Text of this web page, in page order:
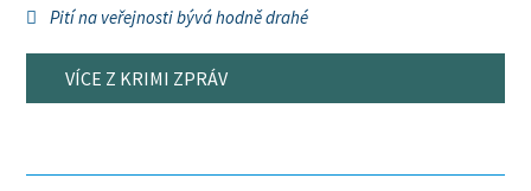
Pití na veřejnosti bývá hodně drahé
VÍCE Z KRIMI ZPRÁV